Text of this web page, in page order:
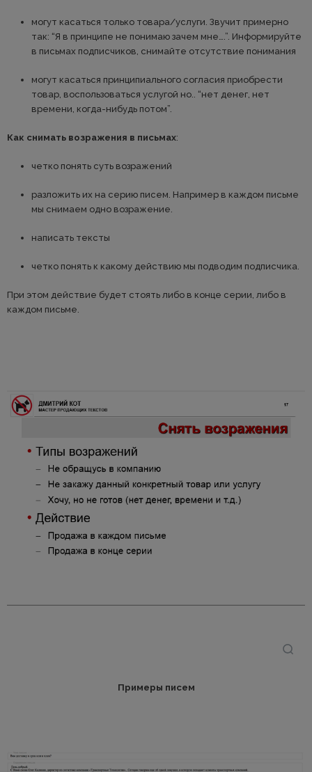
могут касаться только товара/услуги. Звучит примерно
так: “Я в принципе не понимаю зачем мне….”. Информируйте
в письмах подписчиков, снимайте отсутствие понимания
могут касаться принципиального согласия приобрести
товар, воспользоваться услугой но.. “нет денег, нет
времени, когда-нибудь потом”.
Как снимать возражения в письмах:
четко понять суть возражений
разложить их на серию писем. Например в каждом письме
мы снимаем одно возражение.
написать тексты
четко понять к какому действию мы подводим подписчика.
При этом действие будет стоять либо в конце серии, либо в
каждом письме.
Примеры писем